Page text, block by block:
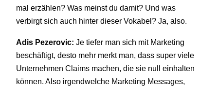
mal erzählen? Was meinst du damit? Und was
verbirgt sich auch hinter dieser Vokabel? Ja, also.
Adis Pezerovic: Je tiefer man sich mit Marketing
beschäftigt, desto mehr merkt man, dass super viele
Unternehmen Claims machen, die sie null einhalten
können. Also irgendwelche Marketing Messages,